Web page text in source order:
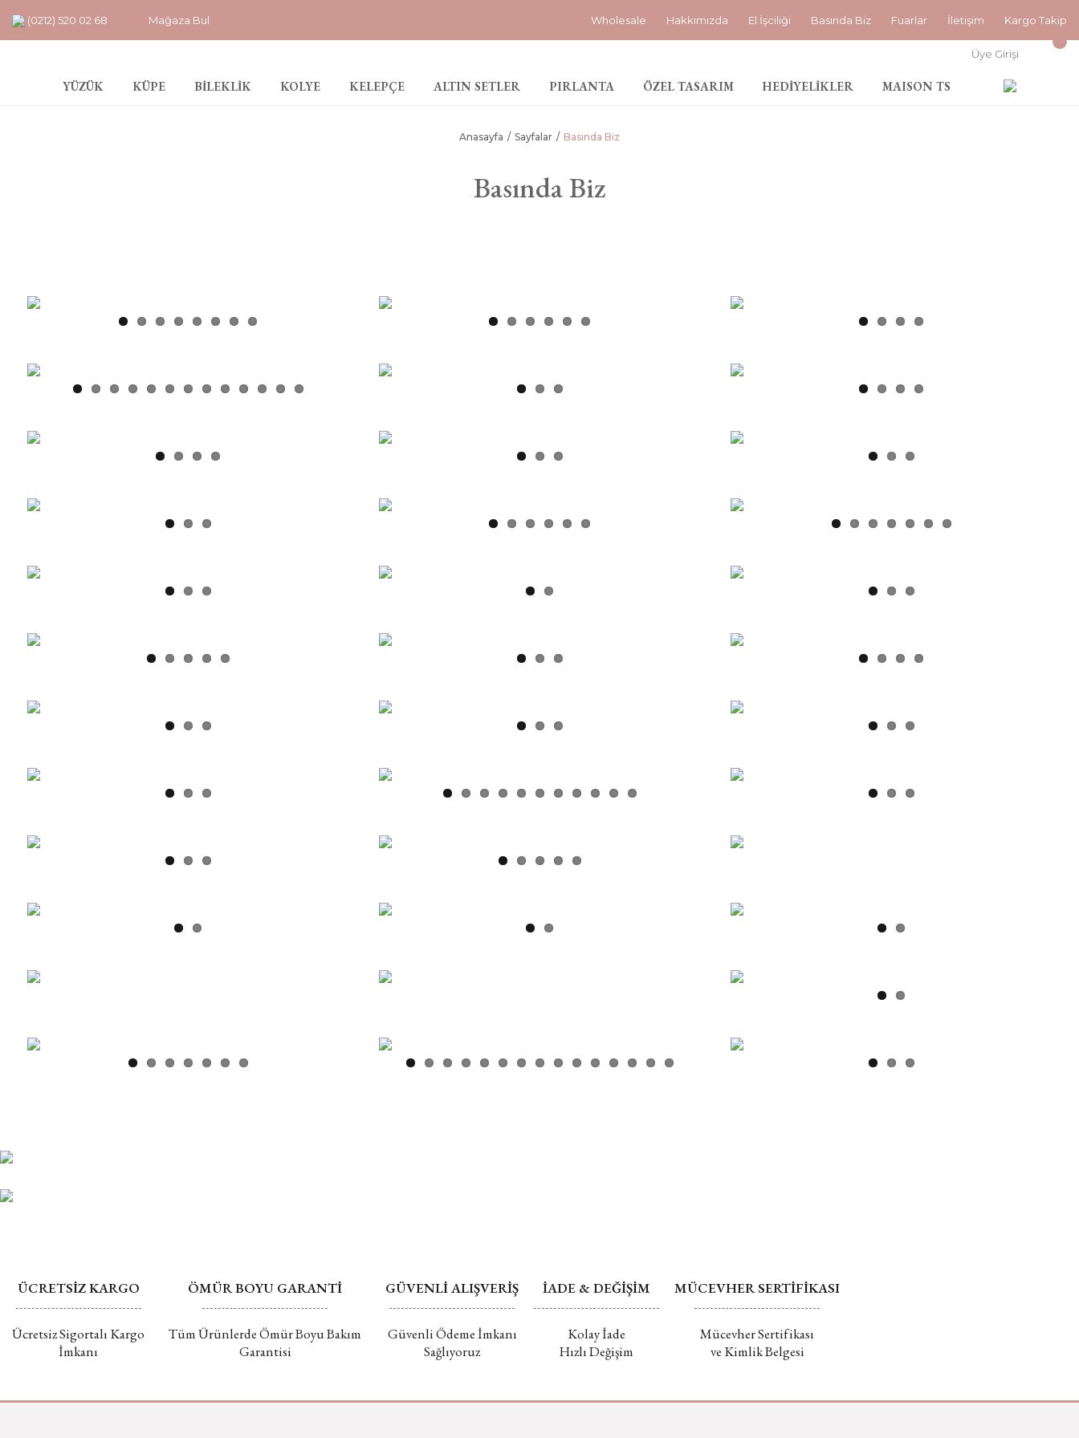
(0212) 520 02 68 Mağaza Bul Wholesale Hakkımızda El İşciliği Basında Biz Fuarlar İletişim Kargo Takip
Üye Girişi
YÜZÜK KÜPE BİLEKLİK KOLYE KELEPÇE ALTIN SETLER PIRLANTA ÖZEL TASARIM HEDİYELİKLER MAISON TS
Anasayfa Sayfalar Basında Biz
Basında Biz
ÜCRETSİZ KARGO
Ücretsiz Sigortalı Kargo
İmkanı
ÖMÜR BOYU GARANTİ
Tüm Ürünlerde Ömür Boyu Bakım
Garantisi
GÜVENLİ ALIŞVERİŞ
Güvenli Ödeme İmkanı
Sağlıyoruz
İADE & DEĞİŞİM
Kolay İade
Hızlı Değişim
MÜCEVHER SERTİFİKASI
Mücevher Sertifikası
ve Kimlik Belgesi